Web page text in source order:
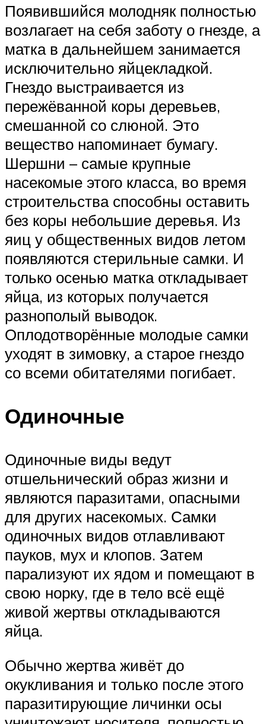
Появившийся молодняк полностью
возлагает на себя заботу о гнезде, а
матка в дальнейшем занимается
исключительно яйцекладкой.
Гнездо выстраивается из
пережёванной коры деревьев,
смешанной со слюной. Это
вещество напоминает бумагу.
Шершни – самые крупные
насекомые этого класса, во время
строительства способны оставить
без коры небольшие деревья. Из
яиц у общественных видов летом
появляются стерильные самки. И
только осенью матка откладывает
яйца, из которых получается
разнополый выводок.
Оплодотворённые молодые самки
уходят в зимовку, а старое гнездо
со всеми обитателями погибает.
Одиночные
Одиночные виды ведут
отшельнический образ жизни и
являются паразитами, опасными
для других насекомых. Самки
одиночных видов отлавливают
пауков, мух и клопов. Затем
парализуют их ядом и помещают в
свою норку, где в тело всё ещё
живой жертвы откладываются
яйца.
Обычно жертва живёт до
окукливания и только после этого
паразитирующие личинки осы